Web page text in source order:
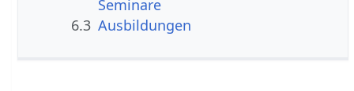
Seminare
6.3 Ausbildungen